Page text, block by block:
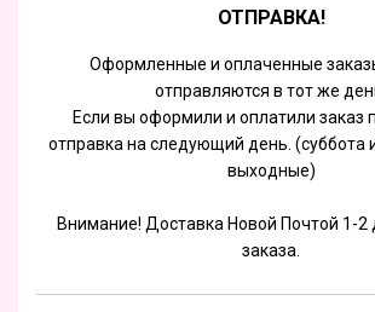
ОТПРАВКА!
Оформленные и оплаченные
отправляются в тот же
Если вы оформили и оплатили заказ
отправка на следующий день. (суббота
выходные)
Внимание! Доставка Новой Почтой 1-2
заказа.